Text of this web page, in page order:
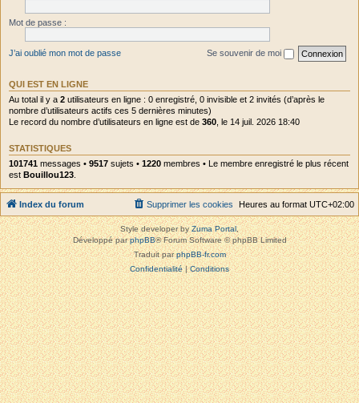
Mot de passe :
J’ai oublié mon mot de passe Se souvenir de moi
QUI EST EN LIGNE
Au total il y a 2 utilisateurs en ligne : 0 enregistré, 0 invisible et 2 invités (d’après le
nombre d’utilisateurs actifs ces 5 dernières minutes)
Le record du nombre d’utilisateurs en ligne est de 360 , le 14 juil. 2026 18:40
STATISTIQUES
101741 messages • 9517 sujets • 1220 membres • Le membre enregistré le plus récent
est Bouillou123
Index du forum Heures au format UTC+02:00
Supprimer les cookies
Style developer byZuma Portal,
Développé parphpBB® Forum Software © phpBB Limited
Traduit parphpBB-fr.com
Confidentialité|Conditions